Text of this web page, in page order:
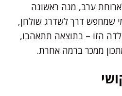
ערב, מנה ראשונה
שמחפש דרך לשדרג שולחן,
הזו – בתוצאה תתאהבו,
ממכר ברמה אחרת.